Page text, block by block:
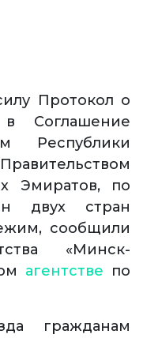
Протокол о
Соглашение
Республики
Эмиратов, по
двух стран
сообщили
«Минск-
агентстве по
гражданам